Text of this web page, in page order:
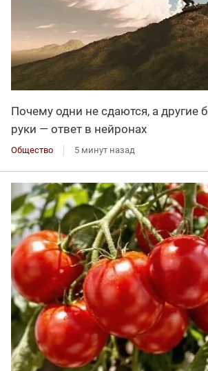
Почему одни не сдаются, а другие
руки — ответ в нейронах
Общество 5 минут назад